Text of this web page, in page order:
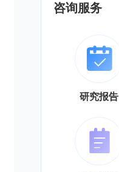
咨询服务
研究报告